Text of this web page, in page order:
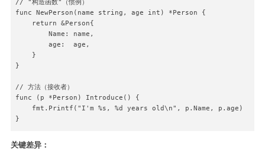
// "构造函数"（惯例）
func NewPerson(name string, age int) *Person {
    return &Person{
        Name: name,
        age:  age,
    }
}
// 方法（接收者）
func (p *Person) Introduce() {
    fmt.Printf("I'm %s, %d years old\n", p.Name, p.age)
}
func main() {
    p := NewPerson("Bob", 30)
关键差异：